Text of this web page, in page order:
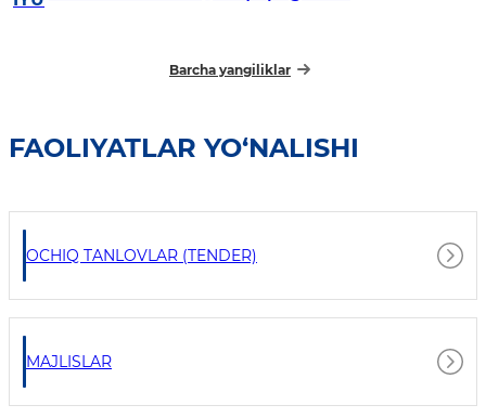
Barcha yangiliklar
FAOLIYATLAR YO‘NALISHI
OCHIQ TANLOVLAR (TENDER)
MAJLISLAR